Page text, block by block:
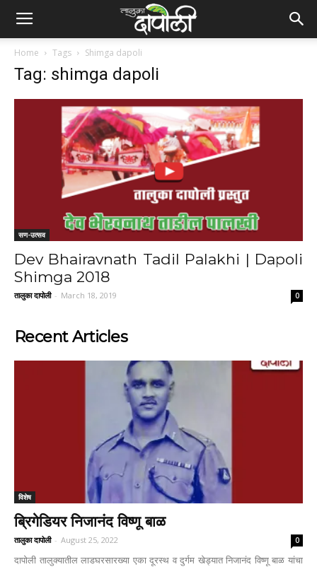
Home Tags Shimga dapoli
Tag: shimga dapoli
सण-उत्सव
Dev Bhairavnath Tadil Palakhi | Dapoli
Shimga 2018
तालुका दापोली - March 18, 2019 0
Recent Articles
विशेष
ब्रिगेडियर निजानंद विष्णू बाळ
तालुका दापोली - August 25, 2022 0
दापोली तालुक्यातील लाडघरसारख्या एका दूरस्थ व दुर्गम खेड्यात निजानंद विष्णू बाळ यांचा